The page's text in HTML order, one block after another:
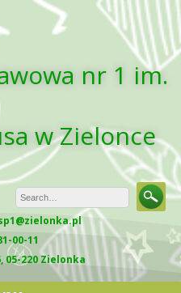
nr 1 im.
w Zielonce
00-11
05-220 Zielonka